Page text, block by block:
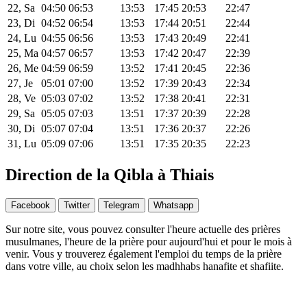
22, Sa 04:50 06:53 13:53 17:45 20:53
22:47
23, Di 04:52 06:54 13:53 17:44 20:51
22:44
24, Lu 04:55 06:56 13:53 17:43 20:49
22:41
25, Ma 04:57 06:57 13:53 17:42 20:47
22:39
26, Me 04:59 06:59 13:52 17:41 20:45
22:36
27, Je
05:01 07:00 13:52 17:39 20:43
22:34
28, Ve 05:03 07:02 13:52 17:38 20:41
22:31
29, Sa 05:05 07:03 13:51 17:37 20:39
22:28
30, Di 05:07 07:04 13:51 17:36 20:37
22:26
31, Lu 05:09 07:06 13:51 17:35 20:35 22:23
Direction de la Qibla à Thiais
Facebook Twitter Telegram Whatsapp
Sur notre site, vous pouvez consulter l'heure actuelle des prières
musulmanes, l'heure de la prière pour aujourd'hui et pour le mois à
venir. Vous y trouverez également l'emploi du temps de la prière
dans votre ville, au choix selon les madhhabs hanafite et shafiite.